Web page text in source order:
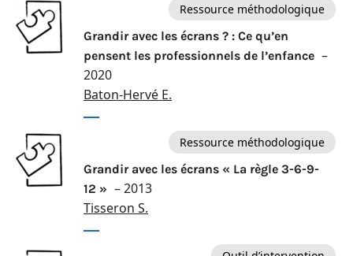
Ressource méthodologique
Grandir avec les écrans ? : Ce qu’en
pensent les professionnels de l’enfance –
2020
Baton-Hervé E.
Ressource méthodologique
Grandir avec les écrans « La règle 3-6-9-
12 » – 2013
Tisseron S.